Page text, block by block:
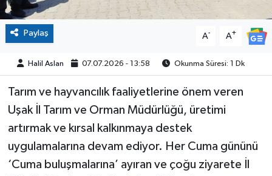
Paylaş A- A+
Halil Aslan 07.07.2026 - 13:58 Okunma Süresi: 1 Dk
Tarım ve hayvancılık faaliyetlerine önem veren
Uşak İl Tarım ve Orman Müdürlüğü, üretimi
artırmak ve kırsal kalkınmaya destek
uygulamalarına devam ediyor. Her Cuma gününü
‘Cuma buluşmalarına’ ayıran ve çoğu ziyarete İl